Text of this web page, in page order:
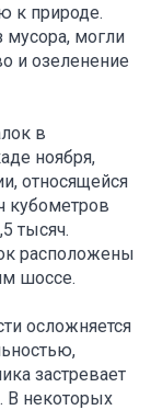
к природе.
могли
и озеленение
в
ноября,
относящейся
кубометров
тысяч.
расположены
шоссе.
осложняется
застревает
В некоторых